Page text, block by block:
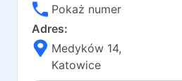
Pokaż numer
Adres:
Medyków 14,
Katowice